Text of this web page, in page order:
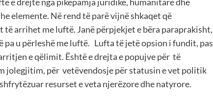
elemente. Në rend të parë vijnë shkaqet që
arrihet me luftë. Janë përpjekjet e bëra paraprakisht,
u përleshë me luftë. Lufta të jetë opsion i fundit, pas
e qëlimit. Është e drejta e popujve për të
jolegjitim, për vetëvendosje për statusin e vet politik
resurset e veta njerëzore dhe natyrore.